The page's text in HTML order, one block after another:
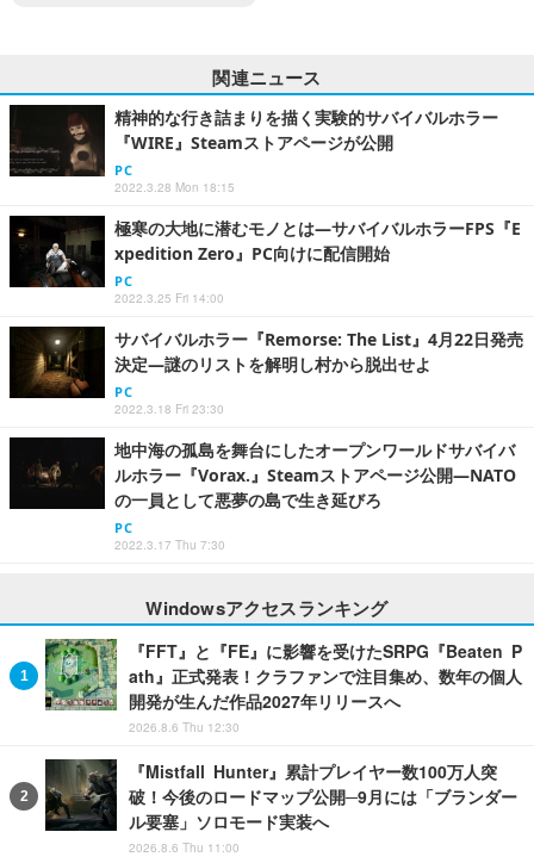
関連ニュース
精神的な行き詰まりを描く実験的サバイバルホラー
『WIRE』Steamストアページが公開
PC
2022.3.28 Mon 18:15
極寒の大地に潜むモノとは―サバイバルホラーFPS『E
xpedition Zero』PC向けに配信開始
PC
2022.3.25 Fri 14:00
サバイバルホラー『Remorse: The List』4月22日発売
決定―謎のリストを解明し村から脱出せよ
PC
2022.3.18 Fri 23:30
地中海の孤島を舞台にしたオープンワールドサバイバ
ルホラー『Vorax.』Steamストアページ公開―NATO
の一員として悪夢の島で生き延びろ
PC
2022.3.17 Thu 7:30
Windowsアクセスランキング
『FFT』と『FE』に影響を受けたSRPG『Beaten P
ath』正式発表！クラファンで注目集め、数年の個人
開発が生んだ作品2027年リリースへ
2026.8.6 Thu 12:30
『Mistfall Hunter』累計プレイヤー数100万人突
破！今後のロードマップ公開─9月には「ブランダー
ル要塞」ソロモード実装へ
2026.8.6 Thu 11:00